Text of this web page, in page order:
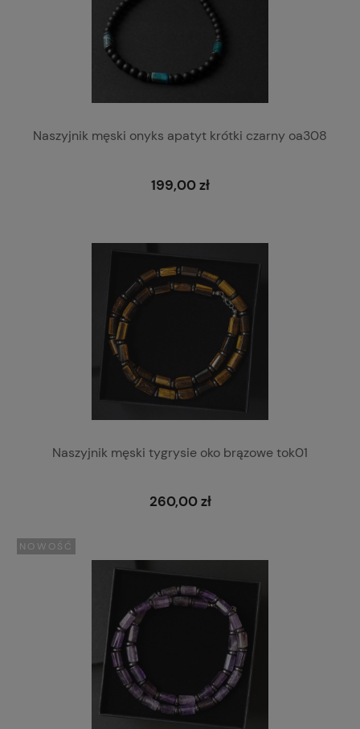
Naszyjnik męski onyks apatyt krótki czarny oa308
199,00 zł
Naszyjnik męski tygrysie oko brązowe tok01
260,00 zł
NOWOŚĆ